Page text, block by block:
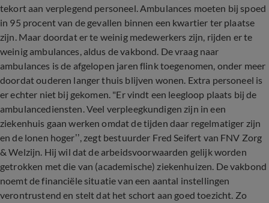
tekort aan verplegend personeel. Ambulances moeten bij spoed
in 95 procent van de gevallen binnen een kwartier ter plaatse
zijn. Maar doordat er te weinig medewerkers zijn, rijden er te
weinig ambulances, aldus de vakbond. De vraag naar
ambulances is de afgelopen jaren flink toegenomen, onder meer
doordat ouderen langer thuis blijven wonen. Extra personeel is
er echter niet bij gekomen. "Er vindt een leegloop plaats bij de
ambulancediensten. Veel verpleegkundigen zijn in een
ziekenhuis gaan werken omdat de tijden daar regelmatiger zijn
en de lonen hoger’’, zegt bestuurder Fred Seifert van FNV Zorg
& Welzijn. Hij wil dat de arbeidsvoorwaarden gelijk worden
getrokken met die van (academische) ziekenhuizen. De vakbond
noemt de financiële situatie van een aantal instellingen
verontrustend en stelt dat het schort aan goed toezicht. Zo